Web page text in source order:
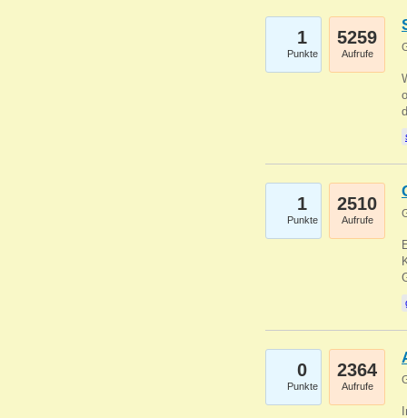
1
Punkte
5259
Aufrufe
1
Punkte
2510
Aufrufe
0
Punkte
2364
Aufrufe